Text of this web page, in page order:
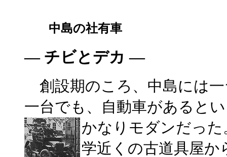
中島の社有車
― チビとデカ ―
創設期のころ、中島には
一台でも、自動車があると
かなり モダンだっ
学近くの古道具屋か